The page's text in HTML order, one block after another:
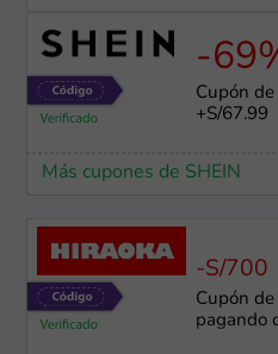
-
Cupón
+S/67.99
Más cupones de SHEIN
-S/700
Cupón
pagando